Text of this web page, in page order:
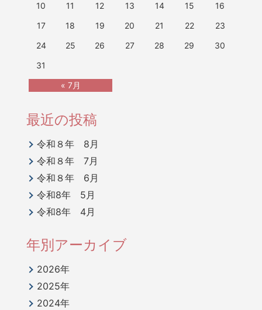
« 7月
10
11 12 13 14 15
16
17
18 19 20 21 22
23
24
25 26 27 28 29
30
31
最近の投稿
令和８年 8月
令和８年 7月
令和８年 6月
令和8年 5月
令和8年 4月
年別アーカイブ
2026年
2025年
2024年